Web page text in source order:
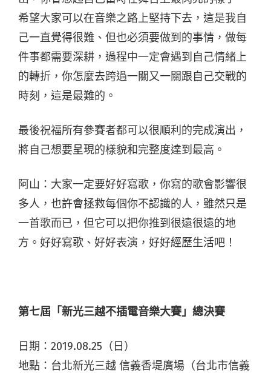
希望大家可以在音樂之路上堅持下去，這是我自
己一直覺得很難、但也必須要做到的事情，做每
件事都需要深耕，過程中一定會遇到自己情緒上
的轉折，你怎麼去跨過一關又一關跟自己交戰的
時刻，這是最難的。
最後祝福所有參賽者都可以很順利的完成演出，
將自己想要呈現的樣貌和完整度達到最高。
阿山：大家一定要好好寫歌，你寫的歌會影響很
多人，也許會拯救每個你不認識的人，雖然只是
一首歌而已，但它可以把你推到很遠很遠的地
方。好好寫歌、好好表演，好好經歷生活吧！
第七屆「新光三越不插電音樂大賽」總決賽
日期：2019.08.25（日）
地點：台北新光三越 信義香堤廣場（台北市信義